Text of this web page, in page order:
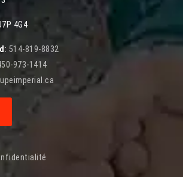
4G4
: 514-819-8832
973-1414